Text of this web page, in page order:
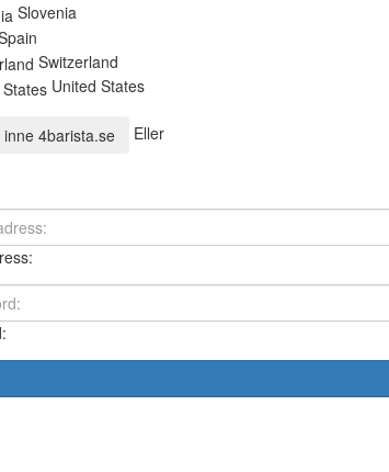
Slovenia
Switzerland
United States
inne4barista.se Eller